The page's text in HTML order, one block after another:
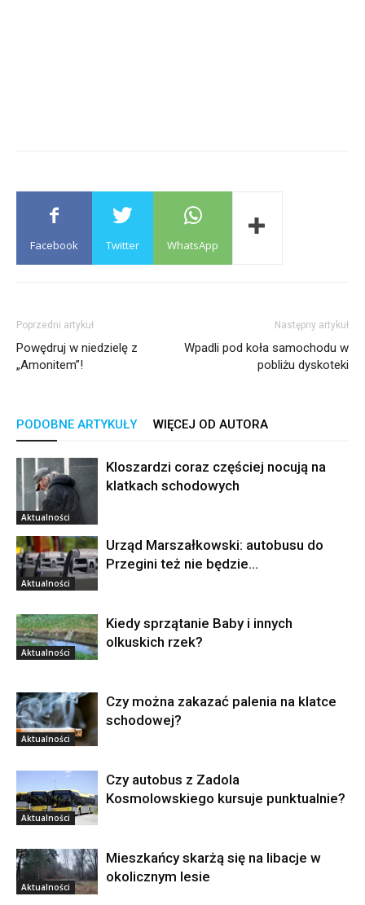
Facebook Twitter WhatsApp
Poprzedni artykuł
Powędruj w niedzielę z
„Amonitem”!
Następny artykuł
Wpadli pod koła samochodu w
pobliżu dyskoteki
PODOBNE ARTYKUŁY WIĘCEJ OD AUTORA
Aktualności
Kloszardzi coraz częściej nocują na
klatkach schodowych
Aktualności
Urząd Marszałkowski: autobusu do
Przegini też nie będzie…
Aktualności
Kiedy sprzątanie Baby i innych
olkuskich rzek?
Aktualności
Czy można zakazać palenia na klatce
schodowej?
Aktualności
Czy autobus z Zadola
Kosmolowskiego kursuje punktualnie?
Aktualności
Mieszkańcy skarżą się na libacje w
okolicznym lesie